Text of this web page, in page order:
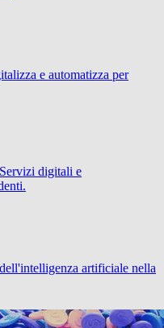
e automatizza per
Servizi digitali e
artificiale nella